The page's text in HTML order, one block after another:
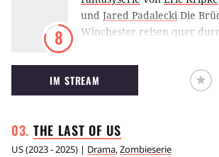
8
und Jared Padalecki Die
Winchester reisen quer
von Hexen, Geistern und
Brüder bekämpfen jede
Macht, die sich ihnen in den
retten.
IM STREAM
THE LAST OF US
US(2023 - 2025) | Drama,Zombieserie